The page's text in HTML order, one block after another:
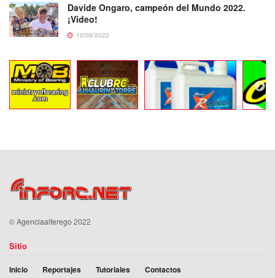
Davide Ongaro, campeón del Mundo 2022.
¡Video!
10/09/2022
©Agenciaalterego 2022
Sitio
Inicio Reportajes Tutoriales Contactos